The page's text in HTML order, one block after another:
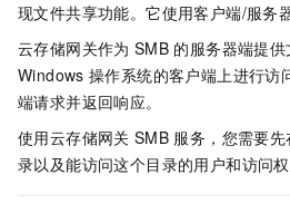
现文件共享功能。它使用客户端/服务
云存储网关作为 SMB 的服务器端提
Windows 操作系统的客户端上进行访
端请求并返回响应。
使用云存储网关 SMB 服务，您需要
录以及能访问这个目录的用户和访问权